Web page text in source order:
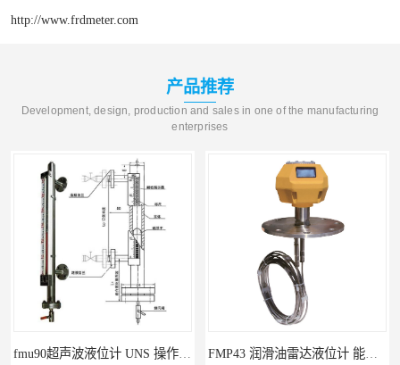
http://www.frdmeter.com
产品推荐
Development, design, production and sales in one of the manufacturing
enterprises
fmu90超声波液位计 UNS 操作简单 FMP43 润滑油雷达液位计 能够提供定制服务